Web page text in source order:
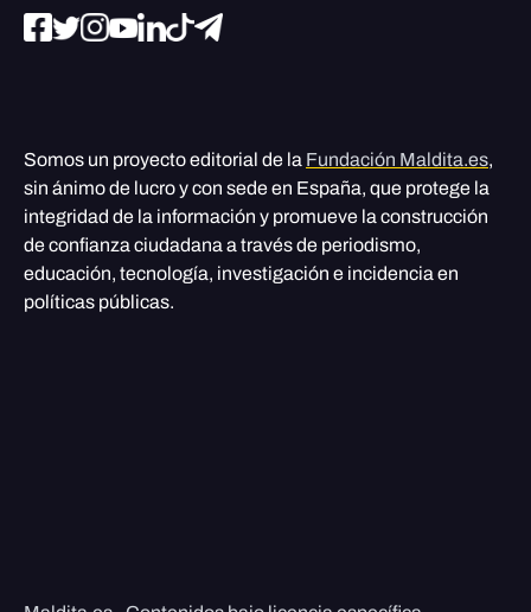
Somos un proyecto editorial de la Fundación Maldita.es,
sin ánimo de lucro y con sede en España, que protege la
integridad de la información y promueve la construcción
de confianza ciudadana a través de periodismo,
educación, tecnología, investigación e incidencia en
políticas públicas.